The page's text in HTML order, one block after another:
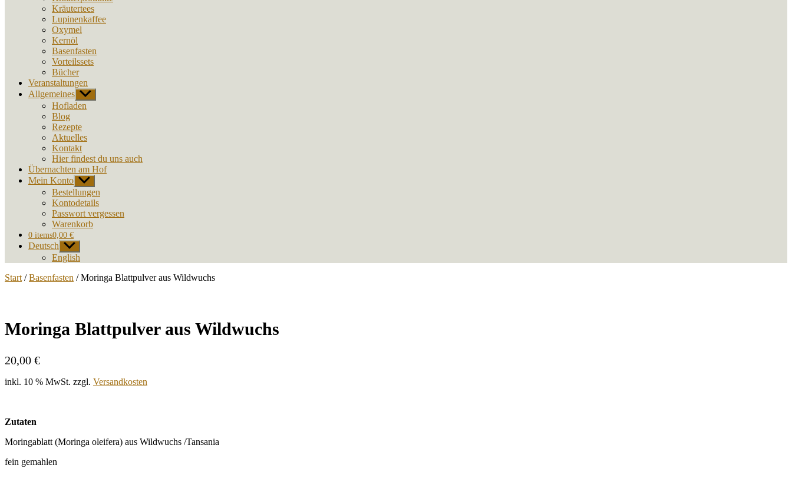
Kräutertees
Lupinenkaffee
Oxymel
Kernöl
Basenfasten
Vorteilssets
Bücher
Veranstaltungen
Allgemeines Untermenü
anzeigen
Hofladen
Blog
Rezepte
Aktuelles
Kontakt
Hier findest du uns auch
Übernachten am Hof
Mein Konto Untermenü
anzeigen
Bestellungen
Kontodetails
Passwort vergessen
Warenkorb
0 items0,00 €
Deutsch Untermenü
anzeigen
English
Start /Basenfasten / Moringa Blattpulver aus Wildwuchs
Moringa Blattpulver aus Wildwuchs
20,00 €
inkl. 10 % MwSt. zzgl. Versandkosten
Zutaten
Moringablatt (Moringa oleifera) aus Wildwuchs /Tansania
fein gemahlen